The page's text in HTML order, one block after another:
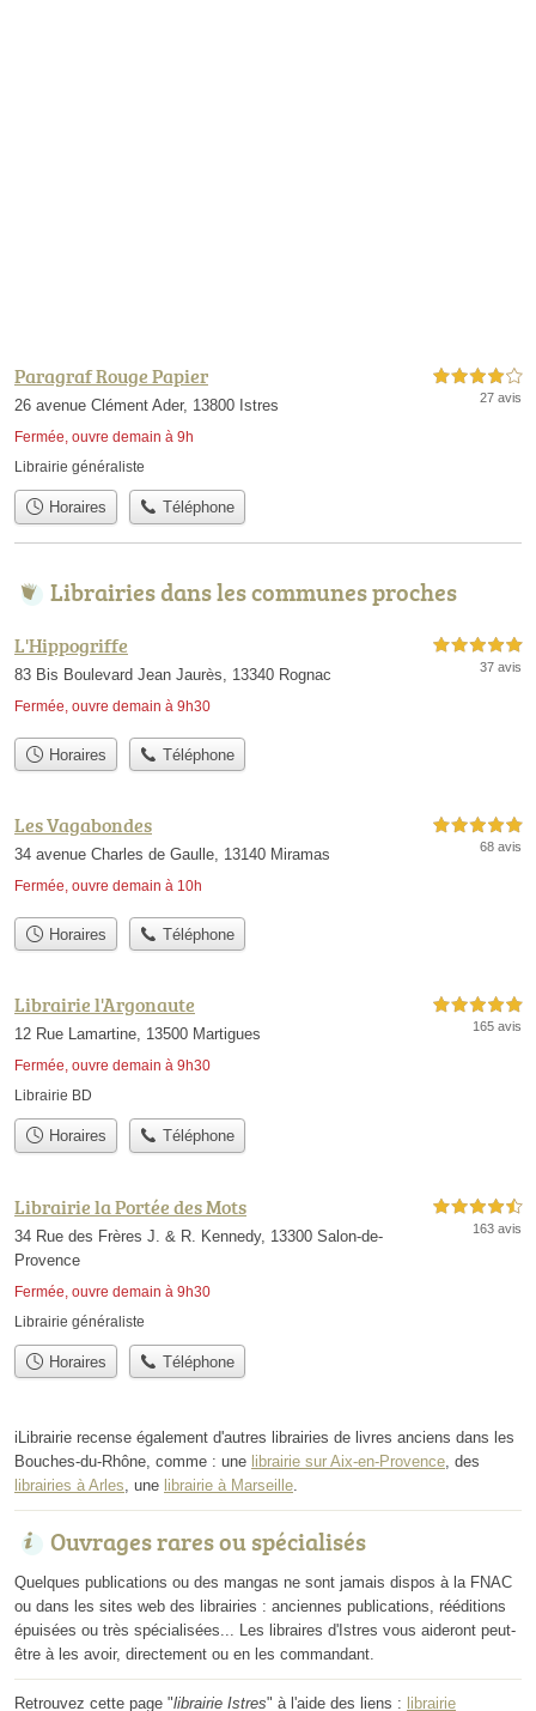
Paragraf Rouge Papier
26 avenue Clément Ader, 13800 Istres
Fermée, ouvre demain à 9h
4,0 étoiles sur 5
27 avis
Librairie généraliste
Horaires Téléphone
Librairies dans les communes proches
L'Hippogriffe
83 Bis Boulevard Jean Jaurès, 13340 Rognac
Fermée, ouvre demain à 9h30
5,0 étoiles sur 5
37 avis
Horaires Téléphone
Les Vagabondes
34 avenue Charles de Gaulle, 13140 Miramas
Fermée, ouvre demain à 10h
5,0 étoiles sur 5
68 avis
Horaires Téléphone
Librairie l'Argonaute
12 Rue Lamartine, 13500 Martigues
Fermée, ouvre demain à 9h30
5,0 étoiles sur 5
165 avis
Librairie BD
Horaires Téléphone
Librairie la Portée des Mots
34 Rue des Frères J. & R. Kennedy, 13300 Salon-de-
Provence
Fermée, ouvre demain à 9h30
4,5 étoiles sur 5
163 avis
Librairie généraliste
Horaires Téléphone
iLibrairie recense également d'autres librairies de livres anciens dans les
Bouches-du-Rhône, comme : une librairie sur Aix-en-Provence, des
librairies à Arles, une librairie à Marseille.
Ouvrages rares ou spécialisés
Quelques publications ou des mangas ne sont jamais dispos à la FNAC
ou dans les sites web des librairies : anciennes publications, rééditions
épuisées ou très spécialisées... Les libraires d'Istres vous aideront peut-
être à les avoir, directement ou en les commandant.
Retrouvez cette page "librairie Istres" à l'aide des liens : librairie